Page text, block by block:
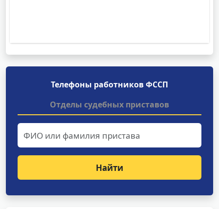
Телефоны работников ФССП
Отделы судебных приставов
Найти